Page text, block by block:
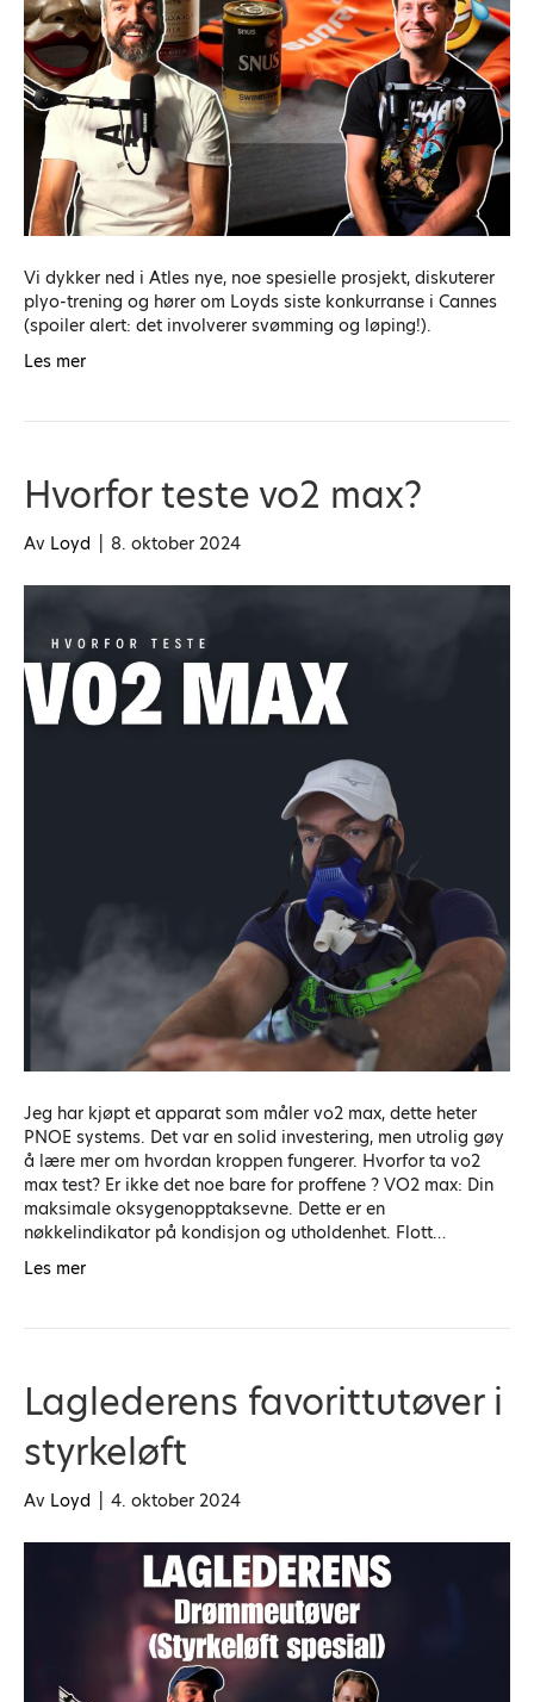
Vi dykker ned i Atles nye, noe spesielle prosjekt, diskuterer
plyo-trening og hører om Loyds siste konkurranse i Cannes
(spoiler alert: det involverer svømming og løping!).
Les mer
Hvorfor teste vo2 max?
Av Loyd 8. oktober 2024
Jeg har kjøpt et apparat som måler vo2 max, dette heter
PNOE systems. Det var en solid investering, men utrolig gøy
å lære mer om hvordan kroppen fungerer. Hvorfor ta vo2
max test? Er ikke det noe bare for proffene ? VO2 max: Din
maksimale oksygenopptaksevne. Dette er en
nøkkelindikator på kondisjon og utholdenhet. Flott…
Les mer
Laglederens favorittutøver i
styrkeløft
Av Loyd 4. oktober 2024